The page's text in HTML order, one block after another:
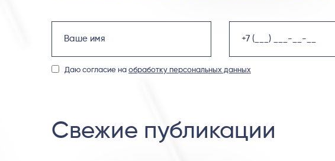
Даю согласие на обработку персональных данных
Свежие публикации